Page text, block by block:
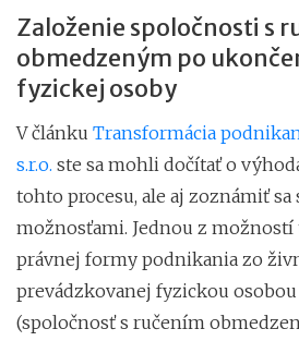
Založenie spoločnosti s
obmedzeným po
fyzickej osoby
V článku Transformácia
s.r.o. ste sa mohli dočítať o
tohto procesu, ale aj zoznámiť
možnosťami. Jednou z
právnej formy podnikania zo
prevádzkovanej fyzickou
(spoločnosť s ručením